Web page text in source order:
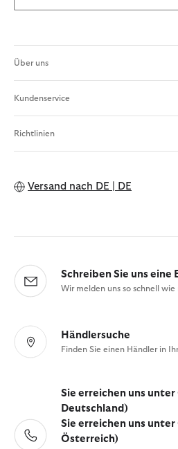
Über uns
Kundenservice
Richtlinien
Versand nach DE | DE
Schreiben Sie uns eine
Wir melden uns so schnell
Händlersuche
Finden Sie einen Händler in
Sie erreichen uns
Deutschland)
Sie erreichen uns
Österreich)